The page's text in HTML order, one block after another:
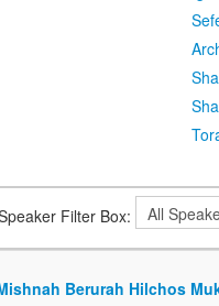
Filter Box:
Berurah Hilchos